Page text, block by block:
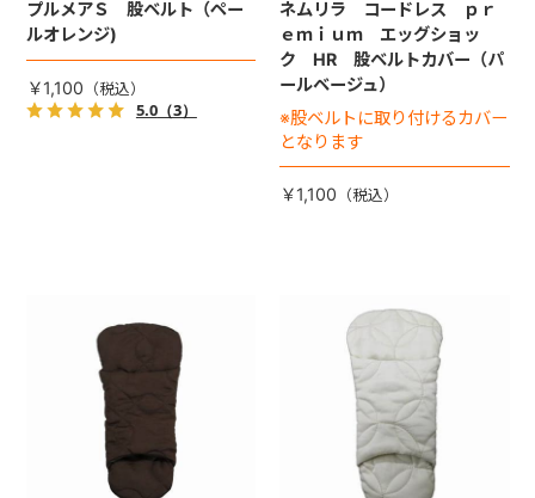
プルメアＳ 股ベルト（ペー
ルオレンジ)
￥1,100
5.0（3）
ネムリラ コードレス ｐｒ
ｅｍｉｕｍ エッグショッ
ク HR 股ベルトカバー（パ
ールベージュ）
※股ベルトに取り付けるカバー
となります
￥1,100